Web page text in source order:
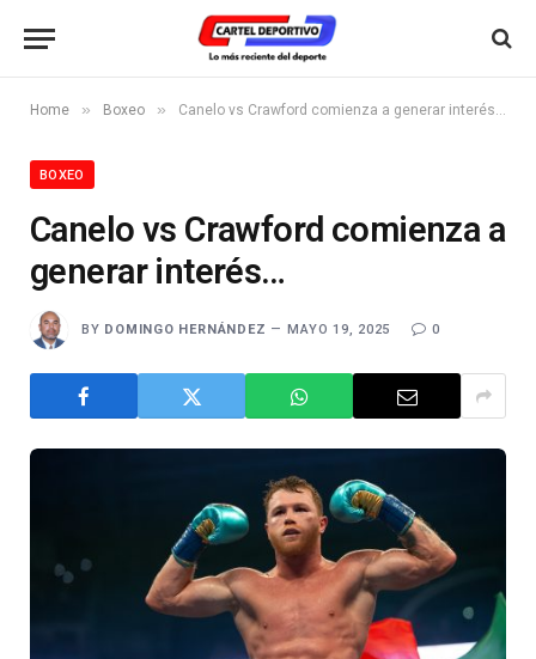
Home » Boxeo » Canelo vs Crawford comienza a generar interés…
BOXEO
Canelo vs Crawford comienza a
generar interés…
BY DOMINGO HERNÁNDEZ MAYO 19, 2025 0